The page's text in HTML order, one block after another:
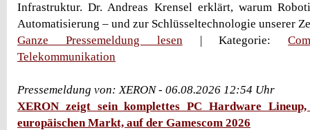
Infrastruktur. Dr. Andreas Krensel erklärt, warum
Automatisierung – und zur Schlüsseltechnologie unserer
Ganze Pressemeldung lesen| Kategorie:
Telekommunikation
Pressemeldung von: XERON - 06.08.2026 12:54 Uhr
XERON zeigt sein komplettes PC Hardware
europäischen Markt, auf der Gamescom 2026